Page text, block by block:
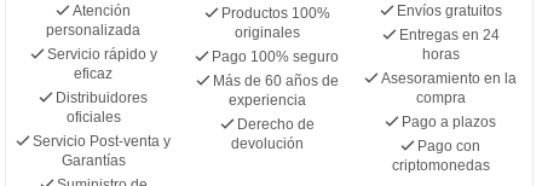
Atención
personalizada
Servicio rápido y
eficaz
Distribuidores
oficiales
Servicio Post-venta y
Garantías
Productos 100%
originales
Pago 100% seguro
Más de 60 años de
experiencia
Derecho de
devolución
Envíos gratuitos
Entregas en 24
horas
Asesoramiento en la
compra
Pago a plazos
Pago con
criptomonedas